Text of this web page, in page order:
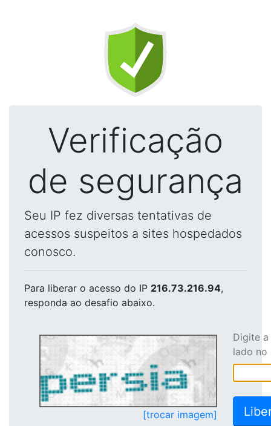
Verificação
de segurança
Seu IP fez diversas tentativas de
acessos suspeitos a sites hospedados
conosco.
Para liberar o acesso do IP 216.73.216.94,
responda ao desafio abaixo.
[trocar imagem]
Digite
lado no